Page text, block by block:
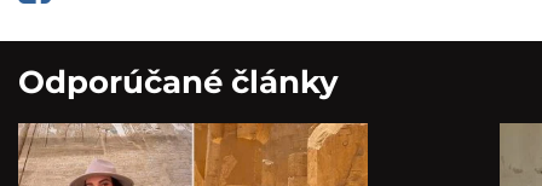
Odporúčané články